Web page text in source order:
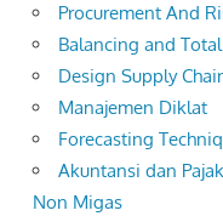
Procurement And
Balancing and
Design Supply
Manajemen Diklat
Forecasting
Akuntansi dan
Non Migas